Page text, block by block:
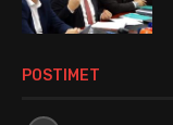
POSTIMET